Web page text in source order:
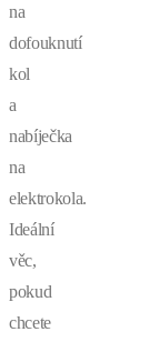
na
dofouknutí
kol
a
nabíječka
na
elektrokola.
Ideální
věc,
pokud
chcete